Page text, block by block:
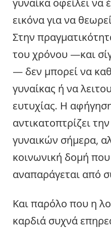
γυναίκα οφείλει να
εικόνα για να
Στην
του χρόνου —και
— δεν μπορεί να
γυναίκας ή να
ευτυχίας. Η
αντικατοπτρίζει
γυναικών σήμερα,
κοινωνική δομή που
αναπαράγεται από
Και παρόλο που η
καρδιά συχνά